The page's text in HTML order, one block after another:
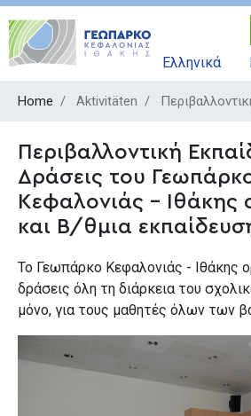
Skip
main
Ελληνικά
Home Aktivitäten
Περιβαλλοντική
Δράσεις του
Κεφαλονιάς - Ιθάκης
και Β/θμια
Το Γεωπάρκο Κεφαλονιάς - Ιθάκης
δράσεις όλη τη διάρκεια του
μόνο, για τους μαθητές όλων των